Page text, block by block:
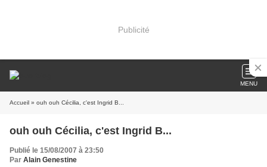
Publicité
MENU
Accueil » ouh ouh Cécilia, c'est Ingrid B...
ouh ouh Cécilia, c'est Ingrid B...
Publié le 15/08/2007 à 23:50
Par Alain Genestine